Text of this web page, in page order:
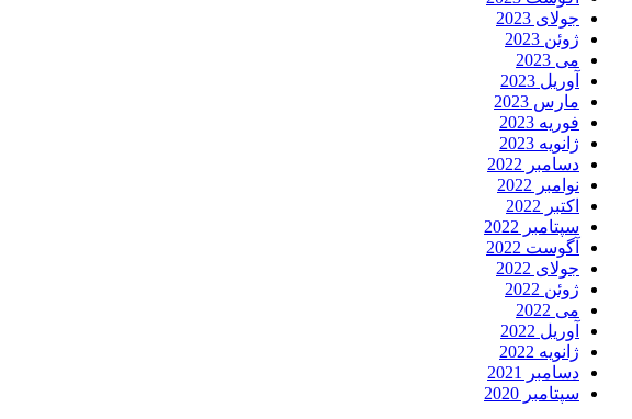
جولای 2023
ژوئن 2023
می 2023
آوریل 2023
مارس 2023
فوریه 2023
ژانویه 2023
دسامبر 2022
نوامبر 2022
اکتبر 2022
سپتامبر 2022
آگوست 2022
جولای 2022
ژوئن 2022
می 2022
آوریل 2022
ژانویه 2022
دسامبر 2021
سپتامبر 2020